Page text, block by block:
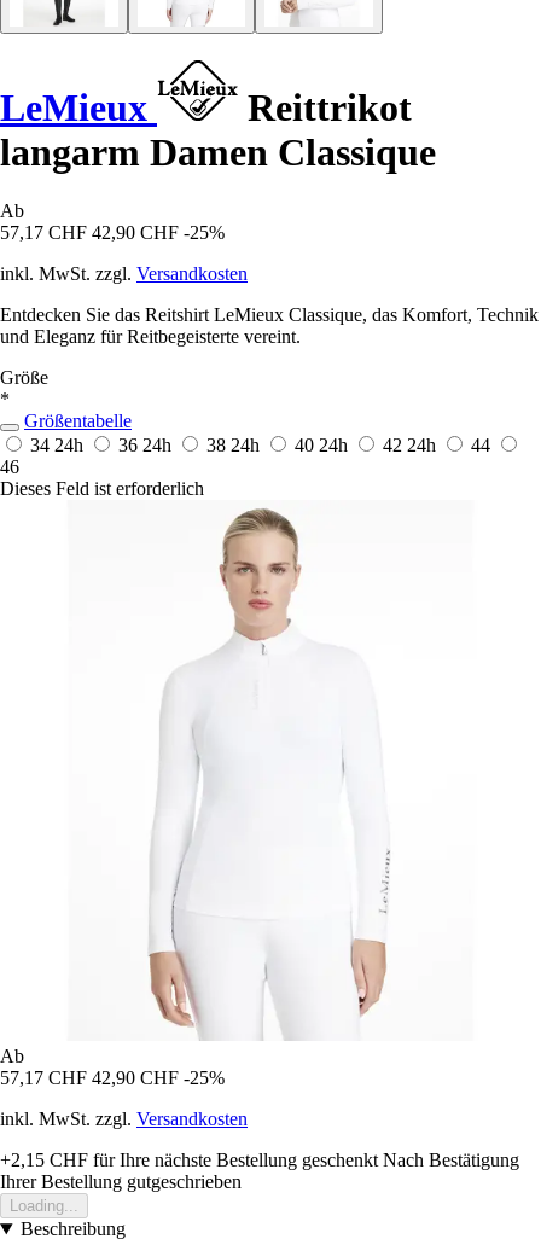
LeMieux
Reittrikot
langarm Damen Classique
Ab
57,17 CHF 42,90 CHF -25%
inkl. MwSt. zzgl. Versandkosten
Entdecken Sie das Reitshirt LeMieux Classique, das Komfort, Technik
und Eleganz für Reitbegeisterte vereint.
Größe
*
Größentabelle
34 24h 36 24h 38 24h 40 24h 42 24h
44
46
Dieses Feld ist erforderlich
Ab
57,17 CHF 42,90 CHF -25%
inkl. MwSt. zzgl. Versandkosten
+2,15 CHF für Ihre nächste Bestellung geschenkt Nach Bestätigung
Ihrer Bestellung gutgeschrieben
Loading...
Beschreibung